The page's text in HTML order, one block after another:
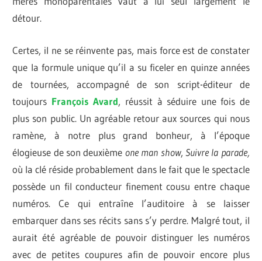
détour.
Certes, il ne se réinvente pas, mais force est de constater
que la formule unique qu’il a su ficeler en quinze années
de tournées, accompagné de son script-éditeur de
toujours François Avard, réussit à séduire une fois de
plus son public. Un agréable retour aux sources qui nous
ramène, à notre plus grand bonheur, à l’époque
élogieuse de son deuxième one man show, Suivre la parade,
où la clé réside probablement dans le fait que le spectacle
possède un fil conducteur finement cousu entre chaque
numéros. Ce qui entraîne l’auditoire à se laisser
embarquer dans ses récits sans s’y perdre. Malgré tout, il
aurait été agréable de pouvoir distinguer les numéros
avec de petites coupures afin de pouvoir encore plus